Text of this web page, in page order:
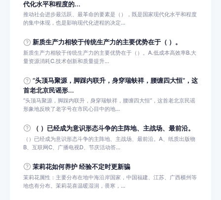
代化水平和程度的...
推动社会进步最活跃、最革命的要素是（），既是国家现代化水平和程度
的集中体现，也是影响现代化进程的决定...
新质生产力相较于传统生产力的主要优势在于（ ）。
新质生产力相较于传统生产力的主要优势在于（）。A.低成本高效率B.大
量资源消耗C.技术创新和质量提升...
“头顶马聚源，脚踩内联升，身穿瑞蚨祥，腰缠四大恒”，这
首老北京民谣形...
“头顶马聚源，脚踩内联升，身穿瑞蚨祥，腰缠四大恒”，这首老北京民谣
形象地反映了老字号在市民心目中的地...
（ ）已经成为意识形态斗争的主阵地、主战场、最前沿。
（）已经成为意识形态斗争的主阵地、主战场、最前沿。A、纸质出版物
B、互联网C、广播电视D、节庆活动答...
茉莉花如何养护 经验不定时更新骗
茉莉花属性：主要分布在地中海沿岸国家，中国福建、江苏、广西横州等
地也有分布。茉莉花喜温暖湿润，畏寒，...